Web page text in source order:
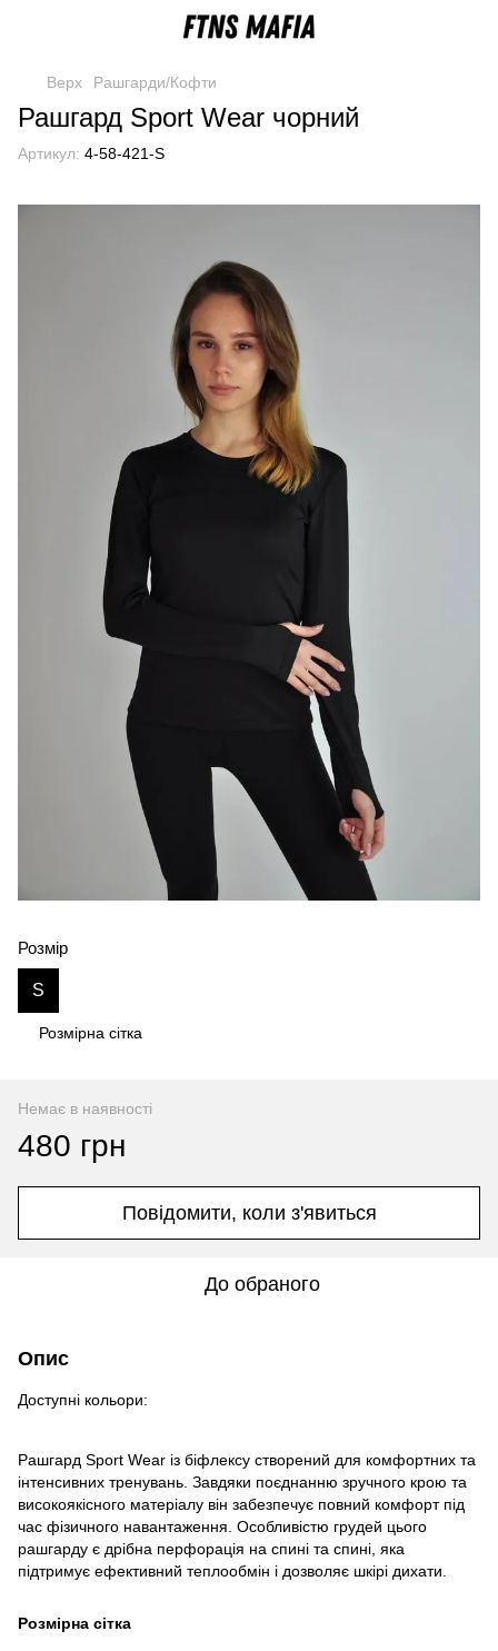
Верх Рашгарди/Кофти
Рашгард Sport Wear чорний
Артикул: 4-58-421-S
Розмір
S
Розмірна сітка
Немає в наявності
480 грн
Повідомити, коли з'явиться
До обраного
Опис
Доступні кольори:
Рашгард Sport Wear із біфлексу створений для комфортних та
інтенсивних тренувань. Завдяки поєднанню зручного крою та
високоякісного матеріалу він забезпечує повний комфорт під
час фізичного навантаження. Особливістю грудей цього
рашгарду є дрібна перфорація на спині та спині, яка
підтримує ефективний теплообмін і дозволяє шкірі дихати.
Розмірна сітка